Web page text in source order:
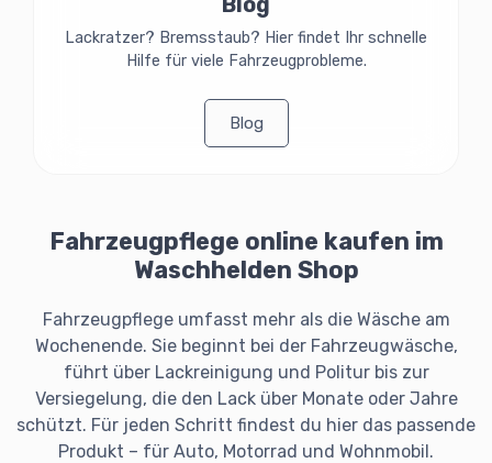
Lackratzer? Bremsstaub? Hier findet Ihr schnelle
Hilfe für viele Fahrzeugprobleme.
Blog
Fahrzeugpflege online kaufen im
Waschhelden Shop
Fahrzeugpflege umfasst mehr als die Wäsche am
Wochenende. Sie beginnt bei der Fahrzeugwäsche,
führt über Lackreinigung und Politur bis zur
Versiegelung, die den Lack über Monate oder Jahre
schützt. Für jeden Schritt findest du hier das passende
Produkt – für Auto, Motorrad und Wohnmobil.